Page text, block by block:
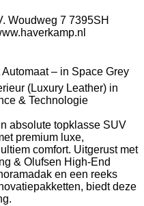
Woudweg 7 7395SH
– in Space Grey
(Luxury Leather) in
& Technologie
absolute topklasse SUV
premium luxe,
comfort. Uitgerust met
& Olufsen High-End
en een reeks
biedt deze